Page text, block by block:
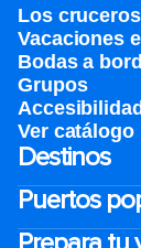
Los
Vacaciones
Bodas a
Grupos
Ver catálogo
Destinos
Puertos